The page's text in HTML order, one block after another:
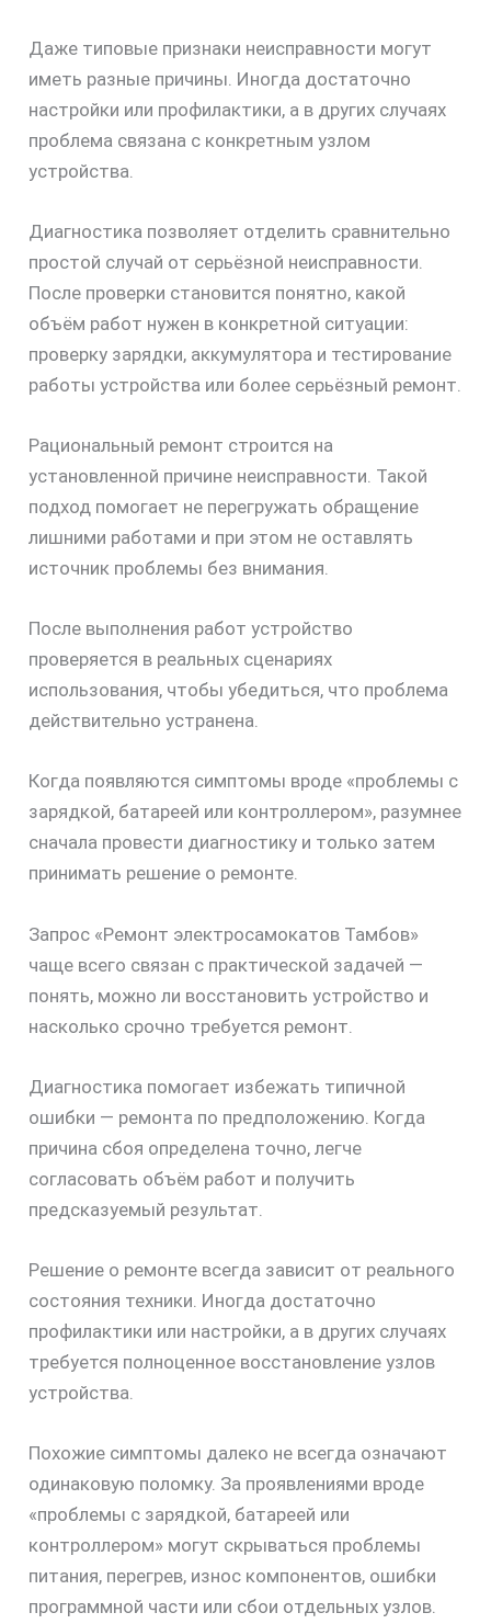
Даже типовые признаки неисправности могут
иметь разные причины. Иногда достаточно
настройки или профилактики, а в других случаях
проблема связана с конкретным узлом
устройства.
Диагностика позволяет отделить сравнительно
простой случай от серьёзной неисправности.
После проверки становится понятно, какой
объём работ нужен в конкретной ситуации:
проверку зарядки, аккумулятора и тестирование
работы устройства или более серьёзный ремонт.
Рациональный ремонт строится на
установленной причине неисправности. Такой
подход помогает не перегружать обращение
лишними работами и при этом не оставлять
источник проблемы без внимания.
После выполнения работ устройство
проверяется в реальных сценариях
использования, чтобы убедиться, что проблема
действительно устранена.
Когда появляются симптомы вроде «проблемы с
зарядкой, батареей или контроллером», разумнее
сначала провести диагностику и только затем
принимать решение о ремонте.
Запрос «Ремонт электросамокатов Тамбов»
чаще всего связан с практической задачей —
понять, можно ли восстановить устройство и
насколько срочно требуется ремонт.
Диагностика помогает избежать типичной
ошибки — ремонта по предположению. Когда
причина сбоя определена точно, легче
согласовать объём работ и получить
предсказуемый результат.
Решение о ремонте всегда зависит от реального
состояния техники. Иногда достаточно
профилактики или настройки, а в других случаях
требуется полноценное восстановление узлов
устройства.
Похожие симптомы далеко не всегда означают
одинаковую поломку. За проявлениями вроде
«проблемы с зарядкой, батареей или
контроллером» могут скрываться проблемы
питания, перегрев, износ компонентов, ошибки
программной части или сбои отдельных узлов.
скидку
30%